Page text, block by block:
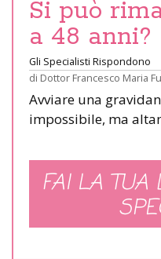
Si può
a 48 anni?
Gli Specialisti Rispondono
di Dottor Francesco Maria
Avviare una
impossibile, ma
FAI LA TUA